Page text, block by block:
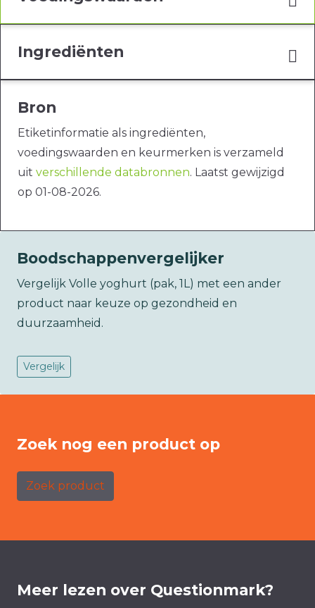
Ingrediënten
Bron
Etiketinformatie als ingrediënten,
voedingswaarden en keurmerken is verzameld
uit verschillende databronnen. Laatst gewijzigd
op 01-08-2026.
Boodschappenvergelijker
Vergelijk Volle yoghurt (pak, 1L) met een ander
product naar keuze op gezondheid en
duurzaamheid.
Vergelijk
Zoek nog een product op
Zoek product
Meer lezen over Questionmark?